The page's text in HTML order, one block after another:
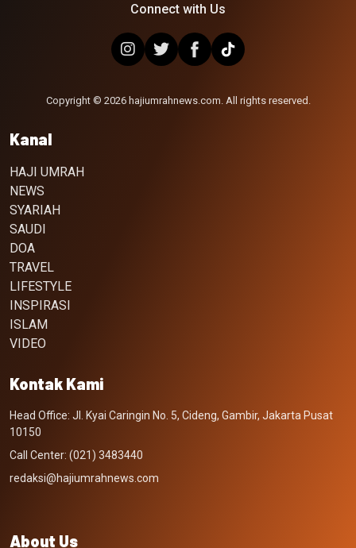
Connect with Us
Copyright © 2026 hajiumrahnews.com. All rights reserved.
Kanal
HAJI UMRAH
NEWS
SYARIAH
SAUDI
DOA
TRAVEL
LIFESTYLE
INSPIRASI
ISLAM
VIDEO
Kontak Kami
Head Office: Jl. Kyai Caringin No. 5, Cideng, Gambir, Jakarta Pusat
10150
Call Center: (021) 3483440
redaksi@hajiumrahnews.com
About Us